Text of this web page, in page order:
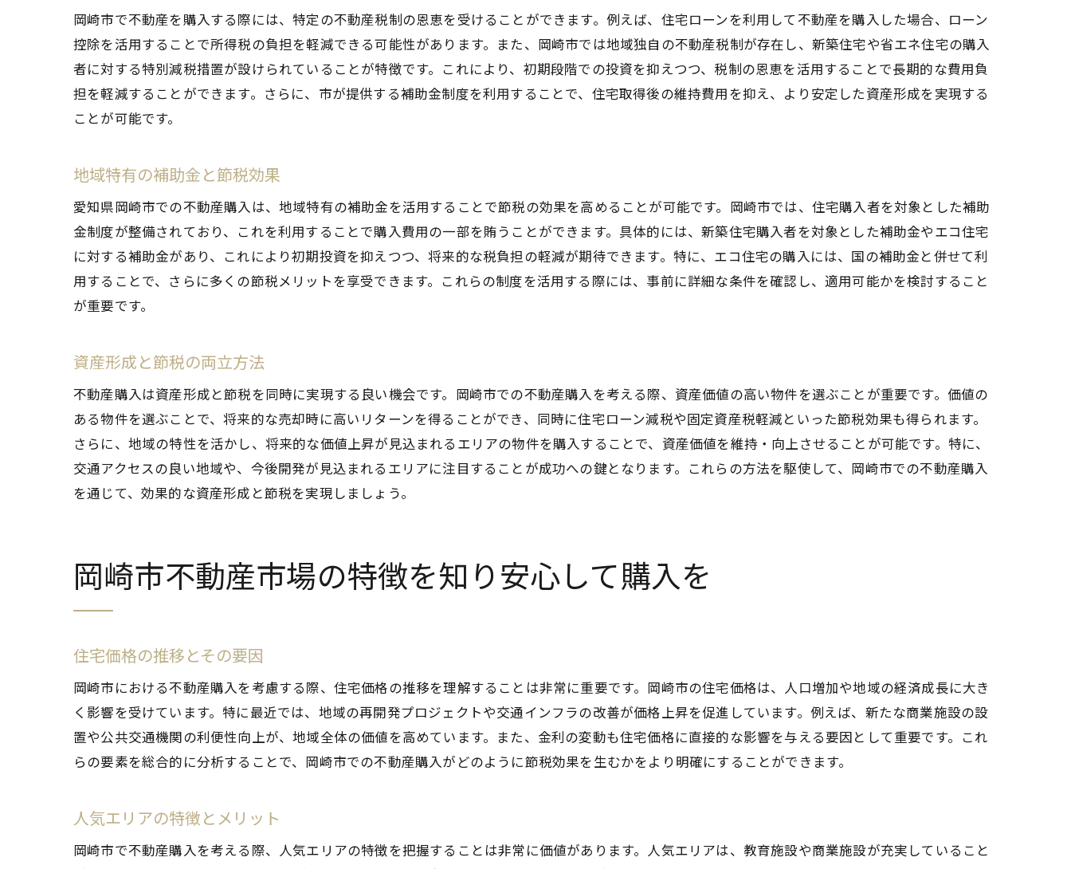
不動産購入後の税金支払いの流れ
購入後のアフターサポートの重要性
専門家が教える岡崎市での不動産購入節税テクニック
税理士が語る賢い節税方法
専門家のアドバイスを受けるメリット
節税対策に強い弁護士の選び方
不動産購入時のFAQを徹底解説
引き渡し前に確認すべきポイント
購入後のメンテナンスの基本
税制優遇を活用した岡崎市での賢い不動産購入法
資産活用で得られる節税効果
岡崎市で不動産を購入する際には、特定の不動産税制の恩恵を受けることができます。例えば、住宅ローンを利用して不動産を購入した場合、ローン
控除を活用することで所得税の負担を軽減できる可能性があります。また、岡崎市では地域独自の不動産税制が存在し、新築住宅や省エネ住宅の購入
者に対する特別減税措置が設けられていることが特徴です。これにより、初期段階での投資を抑えつつ、税制の恩恵を活用することで長期的な費用負
担を軽減することができます。さらに、市が提供する補助金制度を利用することで、住宅取得後の維持費用を抑え、より安定した資産形成を実現する
ことが可能です。
地域特有の補助金と節税効果
愛知県岡崎市での不動産購入は、地域特有の補助金を活用することで節税の効果を高めることが可能です。岡崎市では、住宅購入者を対象とした補助
金制度が整備されており、これを利用することで購入費用の一部を賄うことができます。具体的には、新築住宅購入者を対象とした補助金やエコ住宅
に対する補助金があり、これにより初期投資を抑えつつ、将来的な税負担の軽減が期待できます。特に、エコ住宅の購入には、国の補助金と併せて利
用することで、さらに多くの節税メリットを享受できます。これらの制度を活用する際には、事前に詳細な条件を確認し、適用可能かを検討すること
が重要です。
資産形成と節税の両立方法
不動産購入は資産形成と節税を同時に実現する良い機会です。岡崎市での不動産購入を考える際、資産価値の高い物件を選ぶことが重要です。価値の
ある物件を選ぶことで、将来的な売却時に高いリターンを得ることができ、同時に住宅ローン減税や固定資産税軽減といった節税効果も得られます。
さらに、地域の特性を活かし、将来的な価値上昇が見込まれるエリアの物件を購入することで、資産価値を維持・向上させることが可能です。特に、
交通アクセスの良い地域や、今後開発が見込まれるエリアに注目することが成功への鍵となります。これらの方法を駆使して、岡崎市での不動産購入
を通じて、効果的な資産形成と節税を実現しましょう。
岡崎市不動産市場の特徴を知り安心して購入を
住宅価格の推移とその要因
岡崎市における不動産購入を考慮する際、住宅価格の推移を理解することは非常に重要です。岡崎市の住宅価格は、人口増加や地域の経済成長に大き
く影響を受けています。特に最近では、地域の再開発プロジェクトや交通インフラの改善が価格上昇を促進しています。例えば、新たな商業施設の設
置や公共交通機関の利便性向上が、地域全体の価値を高めています。また、金利の変動も住宅価格に直接的な影響を与える要因として重要です。これ
らの要素を総合的に分析することで、岡崎市での不動産購入がどのように節税効果を生むかをより明確にすることができます。
人気エリアの特徴とメリット
岡崎市で不動産購入を考える際、人気エリアの特徴を把握することは非常に価値があります。人気エリアは、教育施設や商業施設が充実していること